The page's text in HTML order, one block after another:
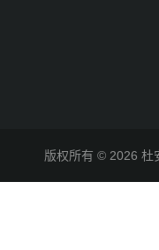
版权所有 © 2026